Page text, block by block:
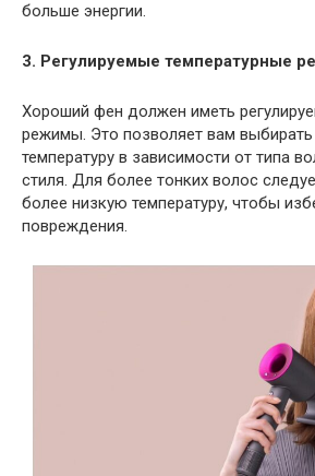
больше энергии.
3. Регулируемые температурные
Хороший фен должен иметь
режимы. Это позволяет вам
температуру в зависимости от типа
стиля. Для более тонких волос
более низкую температуру, чтобы
повреждения.